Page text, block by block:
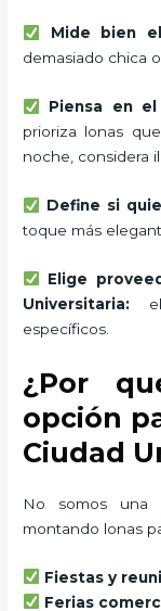
Mide bien
demasiado chica
Piensa en el
prioriza lonas
noche, considera
Define si
toque más
Elige
Universitaria: el
específicos.
¿Por
opción
Ciudad
No somos una
montando lonas
Fiestas y
Ferias